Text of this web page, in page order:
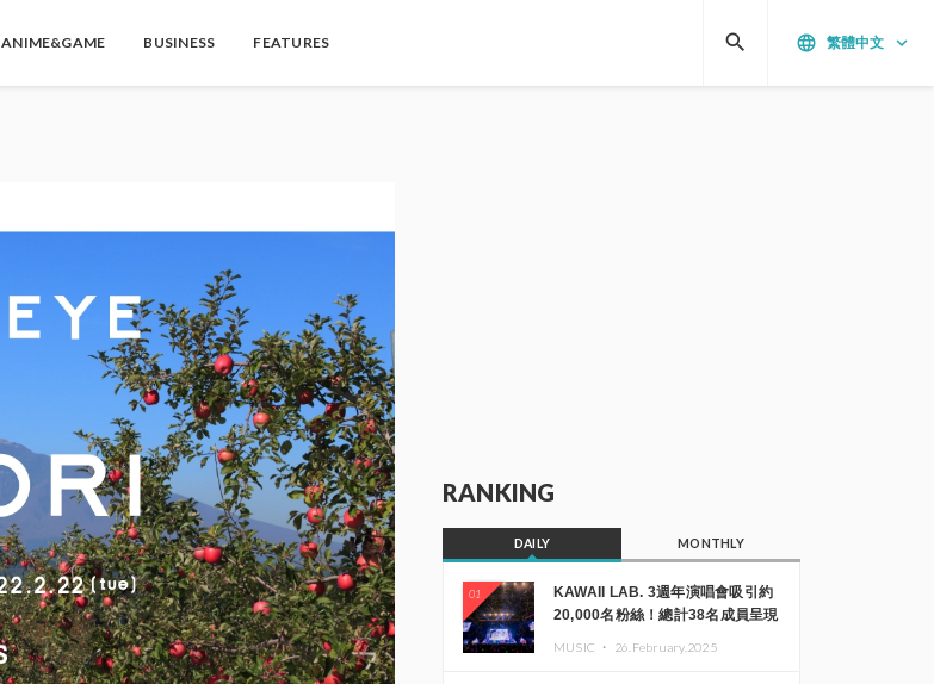
ANIME&GAME BUSINESS FEATURES language 繁體中文 keyboard_arrow_down
search
RANKING
DAILY MONTHLY
01
KAWAII LAB. 3週年演唱會吸引約
20,000名粉絲！總計38名成員呈現
MUSIC ・ 26.February.2025